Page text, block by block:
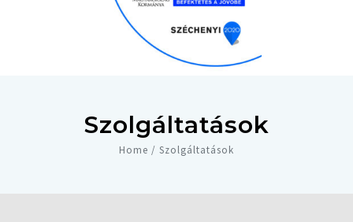
Szolgáltatások
Home / Szolgáltatások